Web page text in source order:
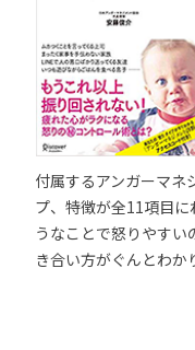
付属するアンガーマネ
プ、特徴が全11項目
うなことで怒りやす
き合い方がぐんとわか